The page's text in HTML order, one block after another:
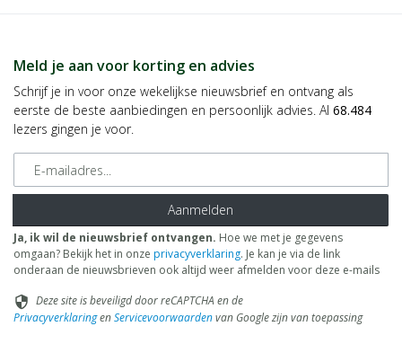
Meld je aan voor korting en advies
Schrijf je in voor onze wekelijkse nieuwsbrief en ontvang als
eerste de beste aanbiedingen en persoonlijk advies. Al 68.484
lezers gingen je voor.
E-mailadres
Aanmelden
Ja, ik wil de nieuwsbrief ontvangen. Hoe we met je gegevens
omgaan? Bekijk het in onze privacyverklaring. Je kan je via de link
onderaan de nieuwsbrieven ook altijd weer afmelden voor deze e-mails
security Deze site is beveiligd door reCAPTCHA en de
PrivacyverklaringenServicevoorwaardenvan Google zijn van toepassing